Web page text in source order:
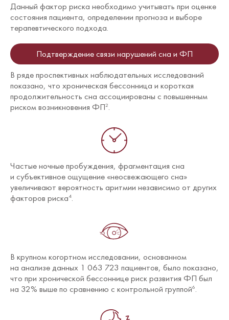
Данный фактор риска необходимо учитывать при оценке
состояния пациента, определении прогноза и выборе
терапевтического подхода.
Подтверждение связи нарушений сна и ФП
В ряде проспективных наблюдательных исследований
показано, что хроническая бессонница и короткая
продолжительность сна ассоциированы с повышенным
риском возникновения ФП2.
Частые ночные пробуждения, фрагментация сна
и субъективное ощущение «неосвежающего сна»
увеличивают вероятность аритмии независимо от других
факторов риска4.
В крупном когортном исследовании, основанном
на анализе данных 1 063 723 пациентов, было показано,
что при хронической бессоннице риск развития ФП был
на 32% выше по сравнению с контрольной группой6.